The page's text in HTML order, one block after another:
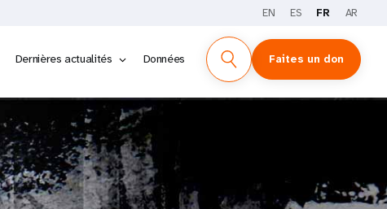
EN ES FR AR
Dernières actualités Données Faites un don